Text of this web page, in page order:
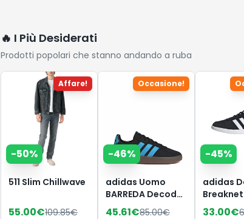
🔥 I Più Desiderati
Prodotti popolari che stanno andando a ruba
Affare!
-50%
511 Slim Chillwave
55.00€109.85€
Occasione!
-46%
adidas Uomo
BARREDA Decode
Shoes, Core
45.61€85.00€
-45%
adidas
Shoes,
33.00€